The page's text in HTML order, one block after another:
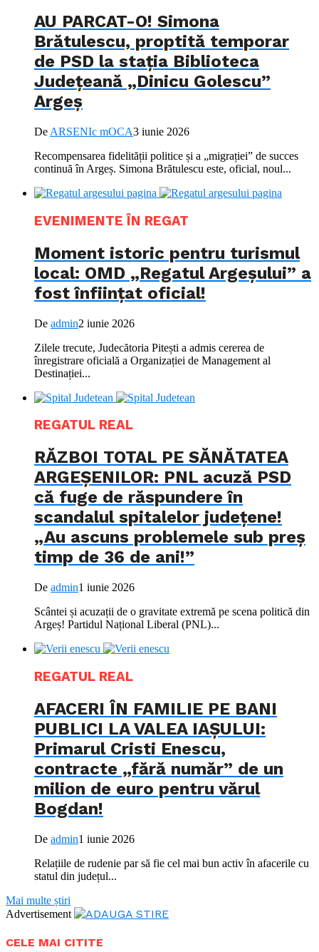
AU PARCAT-O! Simona
Brătulescu, proptită temporar
de PSD la stația Biblioteca
Județeană „Dinicu Golescu”
Argeș
De ARSENIc mOCA3 iunie 2026
Recompensarea fidelității politice și a „migrației” de succes
continuă în Argeș. Simona Brătulescu este, oficial, noul...
EVENIMENTE ÎN REGAT
Moment istoric pentru turismul
local: OMD „Regatul Argeșului” a
fost înființat oficial!
De admin2 iunie 2026
Zilele trecute, Judecătoria Pitești a admis cererea de
înregistrare oficială a Organizației de Management al
Destinației...
REGATUL REAL
RĂZBOI TOTAL PE SĂNĂTATEA
ARGEȘENILOR: PNL acuză PSD
că fuge de răspundere în
scandalul spitalelor județene!
„Au ascuns problemele sub preș
timp de 36 de ani!”
De admin1 iunie 2026
Scântei și acuzații de o gravitate extremă pe scena politică din
Argeș! Partidul Național Liberal (PNL)...
REGATUL REAL
AFACERI ÎN FAMILIE PE BANI
PUBLICI LA VALEA IAȘULUI:
Primarul Cristi Enescu,
contracte „fără număr” de un
milion de euro pentru vărul
Bogdan!
De admin1 iunie 2026
Relațiile de rudenie par să fie cel mai bun activ în afacerile cu
statul din județul...
Mai multe știri
Advertisement
CELE MAI CITITE